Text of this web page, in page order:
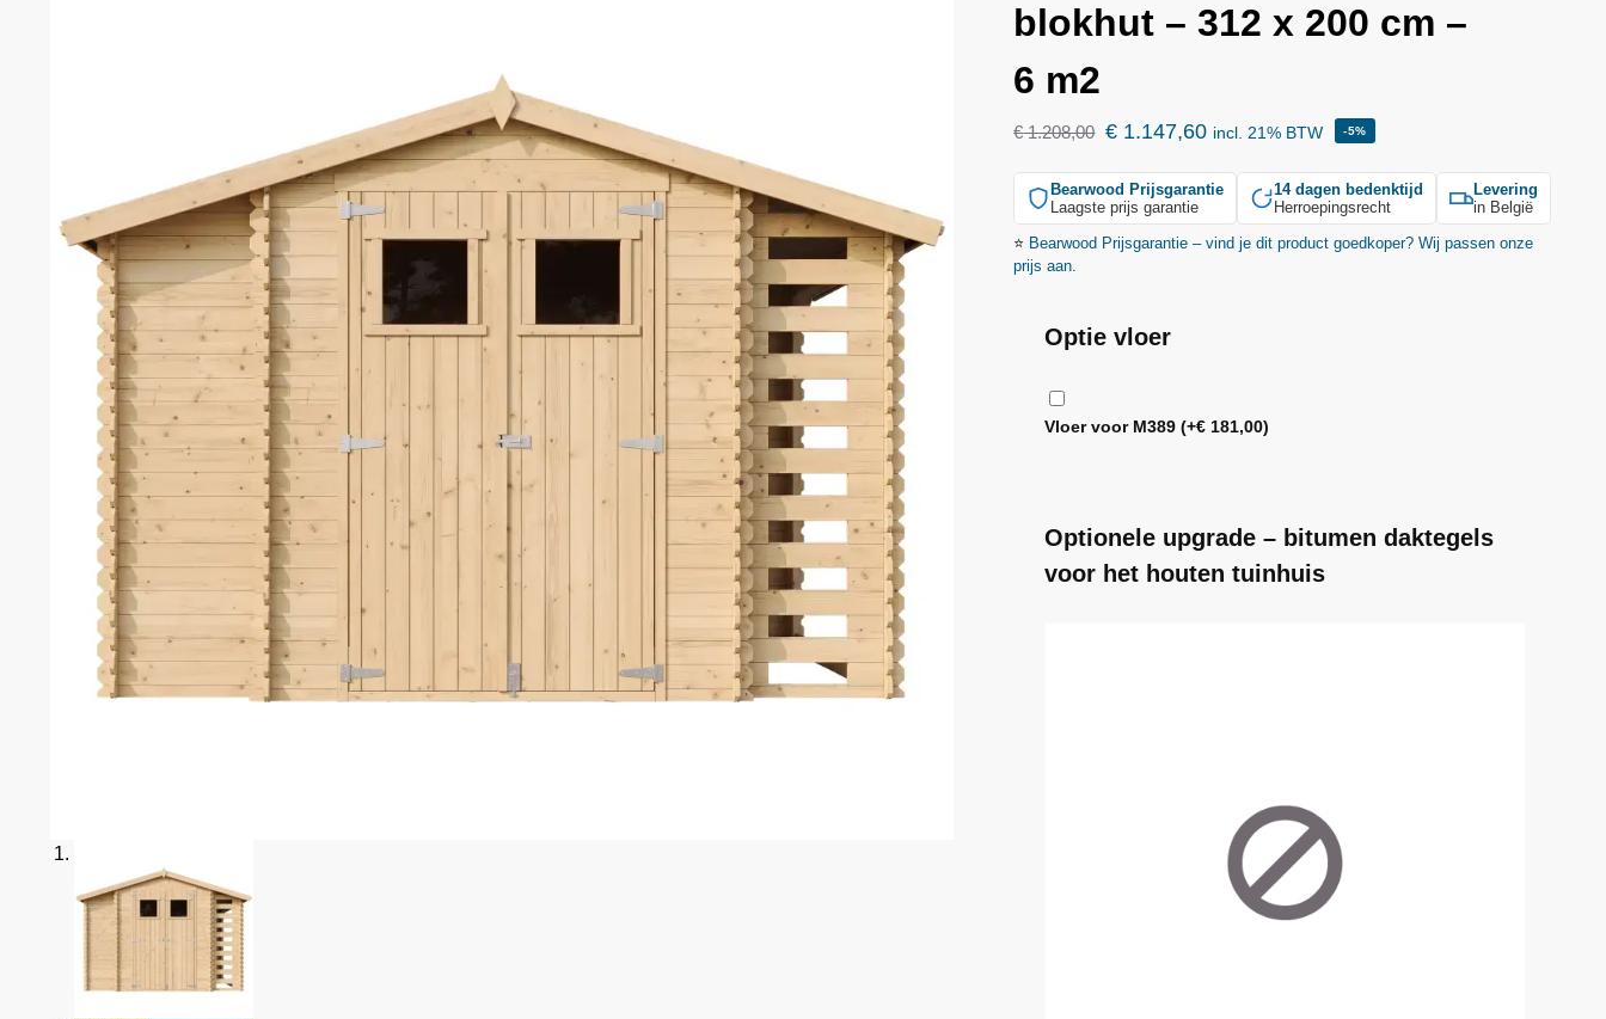
blokhut – 312 x 200 cm –
6 m2
€1.208,00 € 1.147,60 incl. 21% BTW -5%
Bearwood Prijsgarantie
Laagste prijs garantie
14 dagen bedenktijd
Herroepingsrecht
Levering
in België
⭐ Bearwood Prijsgarantie – vind je dit product goedkoper? Wij passen onze
prijs aan.
Optie vloer
Vloer voor M389(+€ 181,00)
Optionele upgrade – bitumen daktegels
voor het houten tuinhuis